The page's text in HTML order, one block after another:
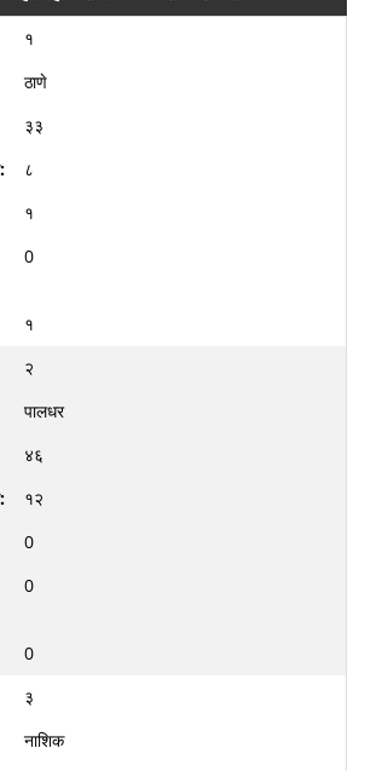
१
ठाणे
३३
८
१
0
१
२
पालधर
४६
१२
0
0
0
३
नाशिक